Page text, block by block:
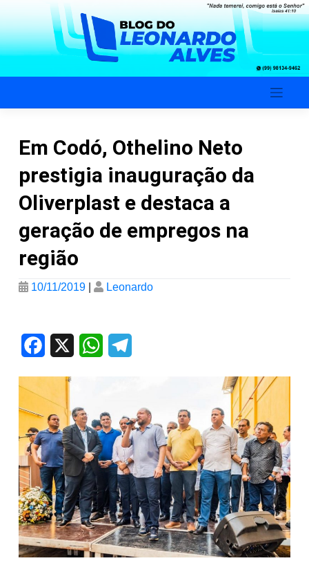
content
Em Codó, Othelino Neto
prestigia inauguração da
Oliverplast e destaca a
geração de empregos na
região
10/11/2019 | Leonardo
Facebook WhatsApp